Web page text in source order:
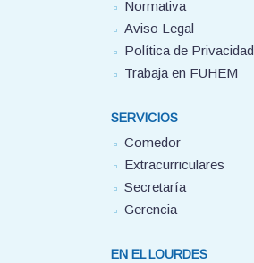
Normativa
Aviso Legal
Política de Privacidad
Trabaja en FUHEM
SERVICIOS
Comedor
Extracurriculares
Secretaría
Gerencia
EN EL LOURDES